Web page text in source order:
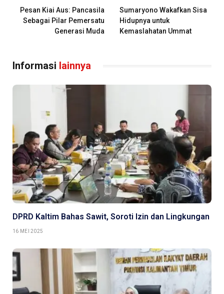
Pesan Kiai Aus: Pancasila
Sebagai Pilar Pemersatu
Generasi Muda
Sumaryono Wakafkan Sisa
Hidupnya untuk
Kemaslahatan Ummat
Informasi lainnya
DPRD Kaltim Bahas Sawit, Soroti Izin dan Lingkungan
16 MEI 2025